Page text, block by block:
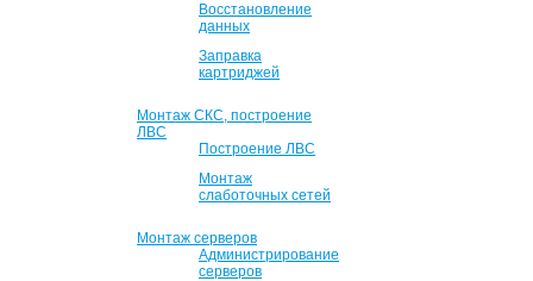
Восстановление
данных
Заправка
картриджей
Монтаж СКС, построение
ЛВС
Построение ЛВС
Монтаж
слаботочных сетей
Монтаж серверов
Администрирование
серверов